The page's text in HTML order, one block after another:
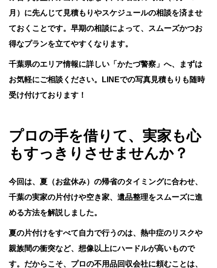
月）に先んじて見積もりやスケジュールの相談を済ませ
ておくことです。早期の相談によって、スムーズかつお
得なプランを立てやすくなります。
千葉県のエリア情報に詳しい「かたづ警察」 へ、まずは
お気軽にご相談ください。LINEでの写真見積もりも随時
受け付けております！
プロの手を借りて、実家も心
もすっきりさせませんか？
今回は、夏（お盆休み）の帰省のタイミングに合わせ、
千葉の実家の片付けや空き家、遺品整理をスムーズに進
める方法を解説しました。
夏の片付けをすべて自力で行うのは、熱中症のリスクや
親族間の衝突など、想像以上にハードルが高いもので
す。だからこそ、プロの不用品回収会社に頼むことは、